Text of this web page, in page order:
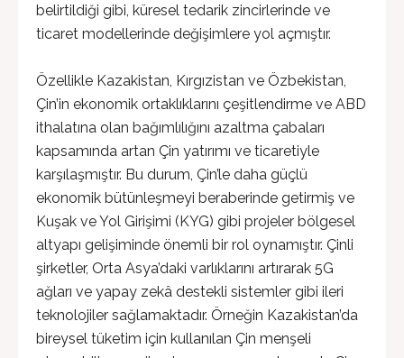
belirtildiği gibi, küresel tedarik zincirlerinde ve
ticaret modellerinde değişimlere yol açmıştır.
Özellikle Kazakistan, Kırgızistan ve Özbekistan,
Çin’in ekonomik ortaklıklarını çeşitlendirme ve ABD
ithalatına olan bağımlılığını azaltma çabaları
kapsamında artan Çin yatırımı ve ticaretiyle
karşılaşmıştır. Bu durum, Çin’le daha güçlü
ekonomik bütünleşmeyi beraberinde getirmiş ve
Kuşak ve Yol Girişimi (KYG) gibi projeler bölgesel
altyapı gelişiminde önemli bir rol oynamıştır. Çinli
şirketler, Orta Asya’daki varlıklarını artırarak 5G
ağları ve yapay zekâ destekli sistemler gibi ileri
teknolojiler sağlamaktadır. Örneğin Kazakistan’da
bireysel tüketim için kullanılan Çin menşeli